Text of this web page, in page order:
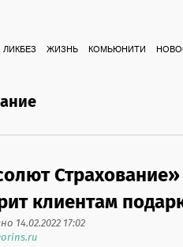
ЛИКБЕЗ ЖИЗНЬ КОМЬЮНИТИ
клиентам
14.02.2022 17:02